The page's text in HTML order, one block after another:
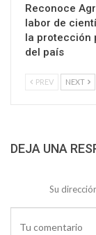
Reconoce
labor de
la protección
del país
PREV NEXT
DEJA UNA
Su